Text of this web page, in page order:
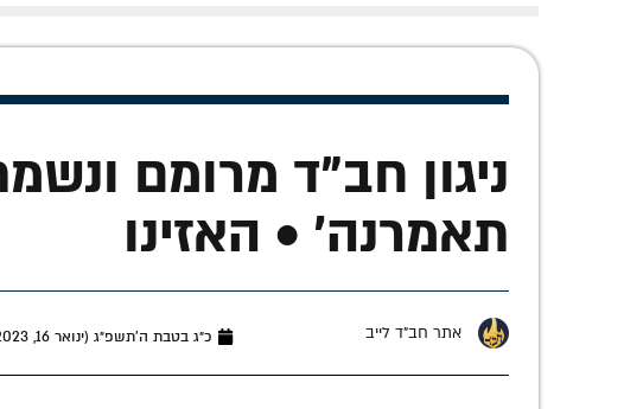
ניגון חב"ד מרומם
תאמרנה' • האזינו
אתר חב"ד לייב כ״ג בטבת ה׳תשפ״ג (ינואר 16, 2023)